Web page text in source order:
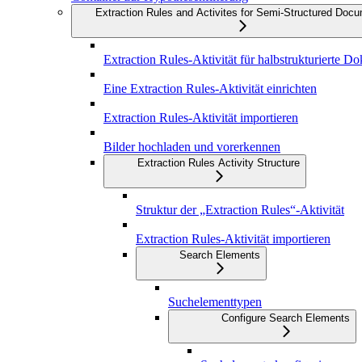
Extraction Rules and Activites for Semi-Structured
Extraction Rules-Aktivität für halbstrukturierte
Eine Extraction Rules-Aktivität einrichten
Extraction Rules-Aktivität importieren
Bilder hochladen und vorerkennen
Extraction Rules Activity Structure
Struktur der „Extraction Rules“-Aktivität
Extraction Rules-Aktivität importieren
Search Elements
Suchelementtypen
Configure Search Elements